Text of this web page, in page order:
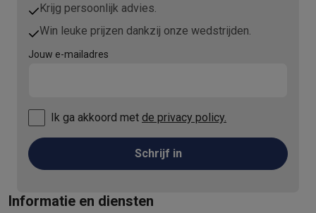
Krijg persoonlijk advies.
Win leuke prijzen dankzij onze wedstrijden.
Jouw e-mailadres
Ik ga akkoord met de privacy policy.
Schrijf in
Informatie en diensten